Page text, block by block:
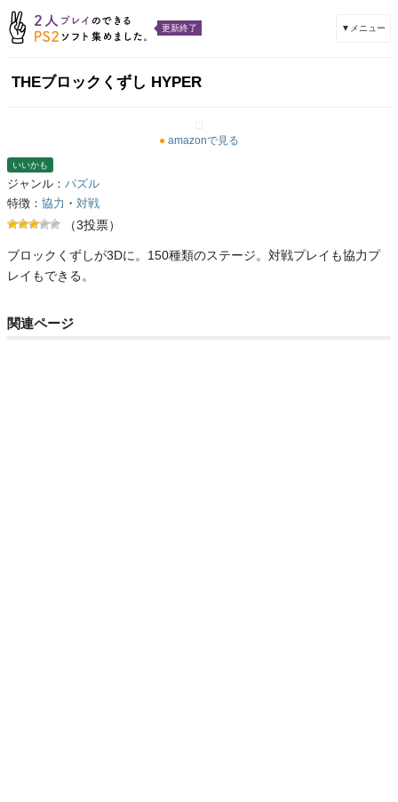
更新終了 ▼メニュー
THEブロックくずし HYPER
● amazonで見る
いいかも
ジャンル： パズル
特徴： 協力 ・ 対戦
（3投票）
ブロックくずしが3Dに。150種類のステージ。対戦プレイも協力プ
レイもできる。
関連ページ